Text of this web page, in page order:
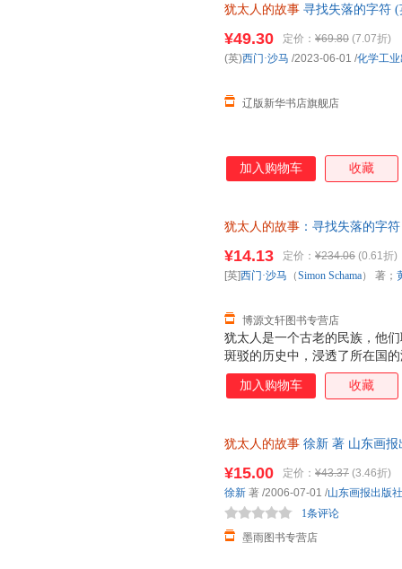
节结合，试图寻找历史的痕迹
事将你带到从未想象的地方：
荧光闪烁的墙壁，罗马犹太墓
犹太人的故事 寻找失落的字符 (
¥49.30 定价： ¥69.80 (7.07折)
辽版新华书店旗舰店
(英)西门·沙马 /2023-06-01 /化学工
加入购物车 收藏
犹太人的故事 ：寻找失落的字
犹太人是一个古老的民族，他
斑驳的历史中，浸透了所在国
西门·沙马勋爵历经40年实地考
事：寻找失落的字符（公元前
节结合，试图寻找历史的痕迹
事将你带到从未想象的地方：
荧光闪烁的墙壁，罗马犹太墓
街头燃烧，中世纪伦敦街头
¥14.13 定价： ¥234.06 (0.61折)
博源文轩图书专营店
[英]西门·沙马 （Simon Schama） 著；
加入购物车 收藏
犹太人的故事 徐新 著 山东画
¥15.00 定价： ¥43.37 (3.46折)
墨雨图书专营店
1条评论
徐新 著 /2006-07-01 /山东画报出版社